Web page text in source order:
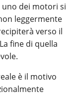
uno dei motori si
leggermente
verso il
fine di quella
è il motivo